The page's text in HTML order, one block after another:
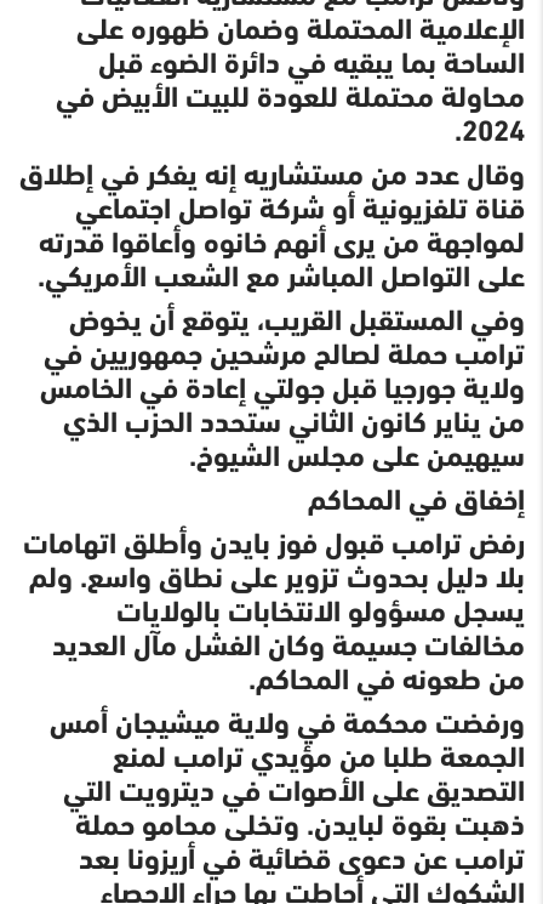
الإعلامية المحتملة وضمان ظهوره على
الساحة بما يبقيه في دائرة الضوء قبل
محاولة محتملة للعودة للبيت الأبيض في
2024.
وقال عدد من مستشاريه إنه يفكر في إطلاق
قناة تلفزيونية أو شركة تواصل اجتماعي
لمواجهة من يرى أنهم خانوه وأعاقوا قدرته
على التواصل المباشر مع الشعب الأمريكي.
وفي المستقبل القريب، يتوقع أن يخوض
ترامب حملة لصالح مرشحين جمهوريين في
ولاية جورجيا قبل جولتي إعادة في الخامس
من يناير كانون الثاني ستحدد الحزب الذي
سيهيمن على مجلس الشيوخ.
إخفاق في المحاكم
رفض ترامب قبول فوز بايدن وأطلق اتهامات
بلا دليل بحدوث تزوير على نطاق واسع. ولم
يسجل مسؤولو الانتخابات بالولايات
مخالفات جسيمة وكان الفشل مآل العديد
من طعونه في المحاكم.
ورفضت محكمة في ولاية ميشيجان أمس
الجمعة طلبا من مؤيدي ترامب لمنع
التصديق على الأصوات في ديترويت التي
ذهبت بقوة لبايدن. وتخلى محامو حملة
ترامب عن دعوى قضائية في أريزونا بعد
الشكوك التي أحاطت بها جراء الإحصاء